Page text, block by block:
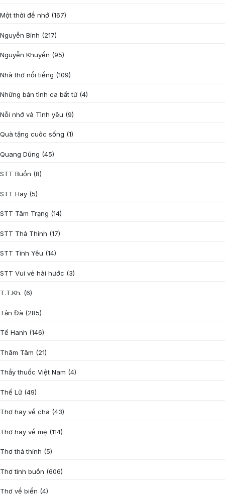
Một thời để nhớ (167)
Nguyễn Bính (217)
Nguyễn Khuyến (95)
Nhà thơ nổi tiếng (109)
Những bản tình ca bất tử (4)
Nỗi nhớ và Tình yêu (9)
Quà tặng cuôc sống (1)
Quang Dũng (45)
STT Buồn (8)
STT Hay (5)
STT Tâm Trạng (14)
STT Thả Thính (17)
STT Tình Yêu (14)
STT Vui vẻ hài hước (3)
T.T.Kh. (6)
Tản Đà (285)
Tế Hanh (146)
Thâm Tâm (21)
Thầy thuốc Việt Nam (4)
Thế Lữ (49)
Thơ hay về cha (43)
Thơ hay về mẹ (114)
Thơ thả thính (5)
Thơ tình buồn (606)
Thơ về biển (4)